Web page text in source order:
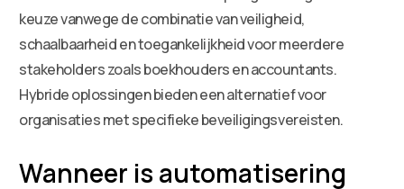
keuze vanwege de combinatie van veiligheid,
schaalbaarheid en toegankelijkheid voor meerdere
stakeholders zoals boekhouders en accountants.
Hybride oplossingen bieden een alternatief voor
organisaties met specifieke beveiligingsvereisten.
Wanneer is automatisering